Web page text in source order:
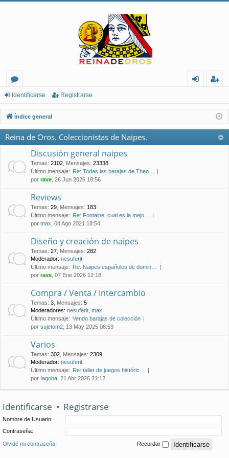
or
os
nt
ifi
ist
ra
Identificarse Registrarse
Índice general
Reina de Oros. Coleccionistas de Naipes.
Discusión general naipes
Temas: 2102 Mensajes: 23338
Último mensaje: Re: Todas las barajas de Theo…
por rave , 26 Jun 2026 18:56
Reviews
Temas: 29 Mensajes: 183
Último mensaje: Re: Fontaine, cual es la mejo…
por max , 04 Ago 2021 18:54
Diseño y creación de naipes
Temas: 27 Mensajes: 282
Moderador: nesuferit
Último mensaje: Re: Naipes españoles de domin…
por rave , 07 Ene 2026 12:18
Compra / Venta / Intercambio
Temas: 3 Mensajes: 5
Moderadores: nesuferit max
Último mensaje: Vendo barajas de colección
por sujetom2 , 13 May 2025 08:59
Varios
Temas: 302 Mensajes: 2309
Moderador: nesuferit
Último mensaje: Re: taller de juegos históric…
por Iagoba , 21 Abr 2026 21:12
Identificarse • Registrarse
Nombre de Usuario:
Contraseña:
Olvidé mi contraseña Recordar